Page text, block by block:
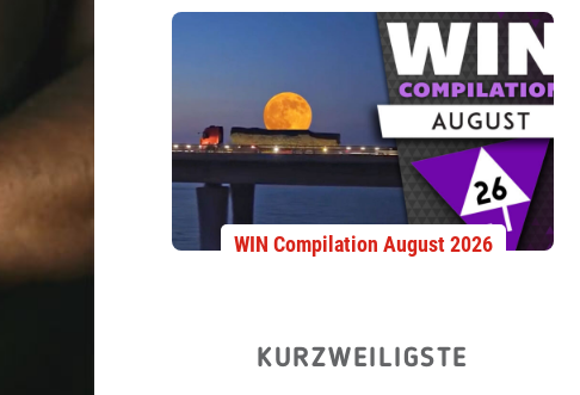
WIN Compilation August 2026
KURZWEILIGSTE